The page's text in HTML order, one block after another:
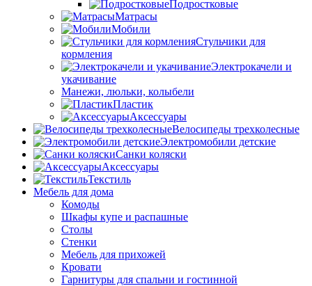
Подростковые
Матрасы
Мобили
Стульчики для
кормления
Электрокачели и
укачивание
Манежи, люльки, колыбели
Пластик
Аксессуары
Велосипеды трехколесные
Электромобили детские
Санки коляски
Аксессуары
Текстиль
Мебель для дома
Комоды
Шкафы купе и распашные
Столы
Стенки
Мебель для прихожей
Кровати
Гарнитуры для спальни и гостинной